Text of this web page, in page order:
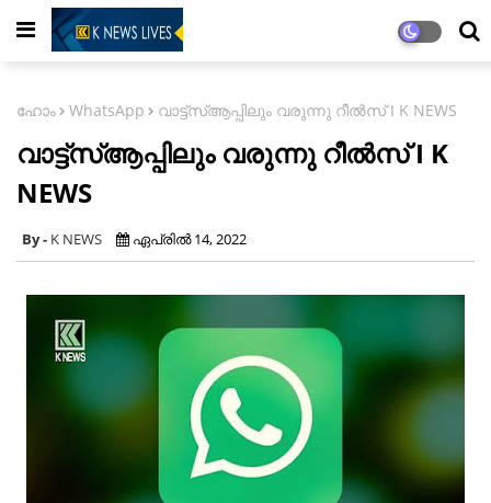
ഹോം WhatsApp വാട്ട്‌സ്ആപ്പിലും വരുന്നു റീല്‍സ് I K NEWS
വാട്ട്‌സ്ആപ്പിലും വരുന്നു റീല്‍സ് I K
NEWS
K NEWS ഏപ്രിൽ 14, 2022